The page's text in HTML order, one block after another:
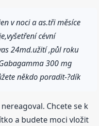
v noci a as.tři měsíce
cévní
24md.užití ,půl roku
300 mg
někdo poradit-?dík
Chcete se k
a budete moci vložit